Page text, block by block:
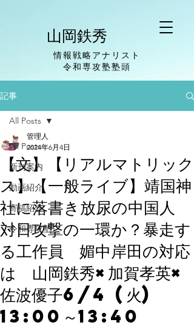
山岡鉄秀
情報戦略アナリスト
​令和専攻塾塾頭
記事
All Posts
新刊案内
動画紹介
寄稿紹介
令和専攻塾
All Posts
【文】【リアルマトリック
ス】【一般ライブ】靖国神
社に落書き放尿の中国人
対日攻撃の一環か？暴走す
る工作員 媚中岸田の対応
は 山岡鉄秀×加賀孝英×
佐波優子6/4 (火)
13:00～13:40
管理人
2024年6月4日